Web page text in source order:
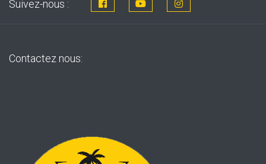
Suivez-nous :
Contactez nous: